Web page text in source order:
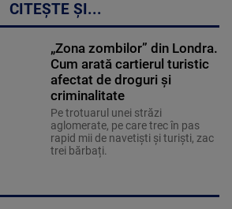
CITEȘTE ȘI...
„Zona zombilor” din Londra.
Cum arată cartierul turistic
afectat de droguri și
criminalitate
Pe trotuarul unei străzi
aglomerate, pe care trec în pas
rapid mii de navetiști și turiști, zac
trei bărbați.